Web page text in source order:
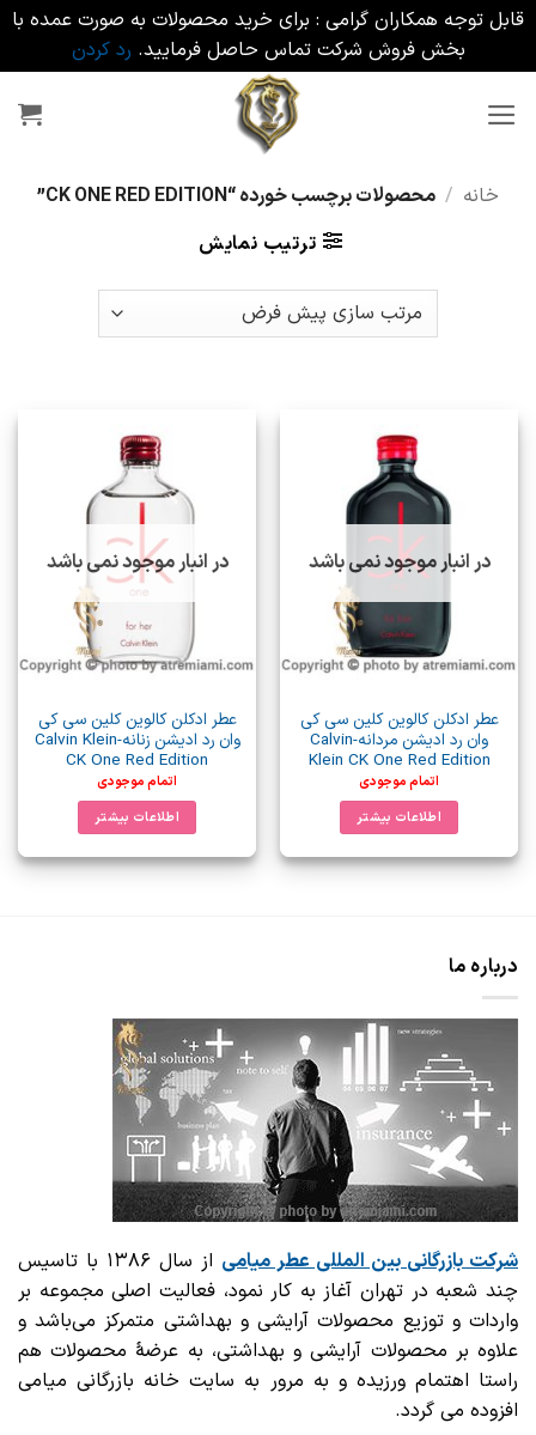
قابل توجه همکاران گرامی : برای خرید محصولات به صورت عمده با
بخش فروش شرکت تماس حاصل فرمایید. رد کردن
خانه / محصولات برچسب خورده “CK ONE RED EDITION”
ترتیب نمایش
در انبار موجود نمی باشد
عطر ادکلن کالوین کلین سی کی
وان رد ادیشن مردانه-Calvin
Klein CK One Red Edition
اتمام موجودی
اطلاعات بیشتر
در انبار موجود نمی باشد
عطر ادکلن کالوین کلین سی کی
وان رد ادیشن زنانه-Calvin Klein
CK One Red Edition
اتمام موجودی
اطلاعات بیشتر
درباره ما
شرکت بازرگانیبین المللی عطر میامی
از سال ۱۳۸۶ با تاسیس
چند شعبه در تهران آغاز به کار نمود، فعالیت اصلی مجموعه بر
واردات و توزیع محصولات آرایشی و بهداشتی متمرکز می‌باشد و
علاوه بر محصولات آرایشی و بهداشتی، به عرضهٔ محصولات هم
راستا اهتمام ورزیده و به مرور به سایت خانه بازرگانی میامی
افزوده می گردد.